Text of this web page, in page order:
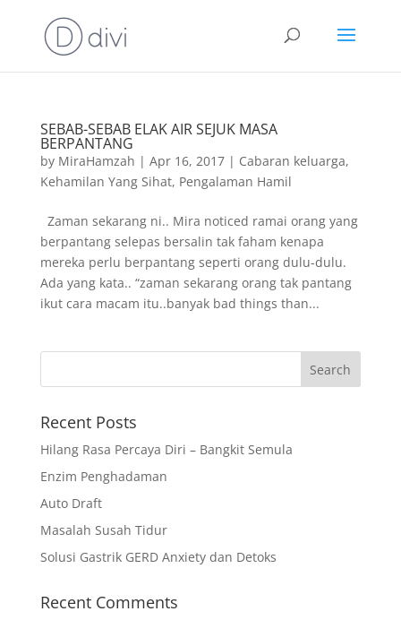
SEBAB-SEBAB ELAK AIR SEJUK MASA
BERPANTANG
by MiraHamzah | Apr 16, 2017| Cabaran keluarga,
Kehamilan Yang Sihat, Pengalaman Hamil
Zaman sekarang ni.. Mira noticed ramai orang yang
berpantang selepas bersalin tak faham kenapa
mereka perlu berpantang seperti orang dulu-dulu.
Ada yang kata.. “zaman sekarang orang tak pantang
ikut cara macam itu..banyak bad things than...
Recent Posts
Hilang Rasa Percaya Diri – Bangkit Semula
Enzim Penghadaman
Auto Draft
Masalah Susah Tidur
Solusi Gastrik GERD Anxiety dan Detoks
Recent Comments